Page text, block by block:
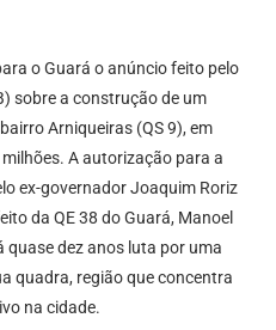
o Guará o anúncio feito pelo
sobre a construção de um
Arniqueiras (QS 9), em
A autorização para a
ex-governador Joaquim Roriz
da QE 38 do Guará, Manoel
quase dez anos luta por uma
quadra, região que concentra
na cidade.